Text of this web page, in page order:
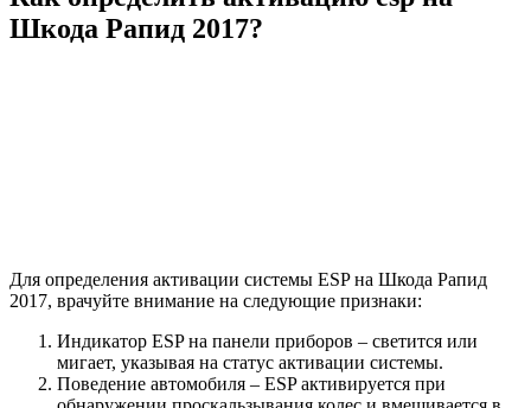
Шкода Рапид 2017?
Для определения активации системы ESP на Шкода Рапид
2017, врачуйте внимание на следующие признаки:
Индикатор ESP на панели приборов – светится или
мигает, указывая на статус активации системы.
Поведение автомобиля – ESP активируется при